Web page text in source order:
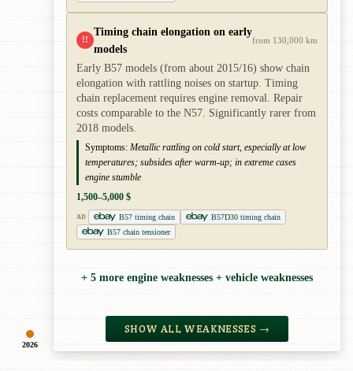
2026
!!
Timing chain elongation on early
models
from 130,000 km
Early B57 models (from about 2015/16) show chain
elongation with rattling noises on startup. Timing
chain replacement requires engine removal. Repair
costs comparable to the N57. Significantly rarer from
2018 models.
Symptoms: Metallic rattling on cold start, especially at low
temperatures; subsides after warm-up; in extreme cases
engine stumble
1,500–5,000 $
AD B57 timing chain
B57D30 timing chain
B57 chain tensioner
+ 5 more engine weaknesses + vehicle weaknesses
SHOW ALL WEAKNESSES →